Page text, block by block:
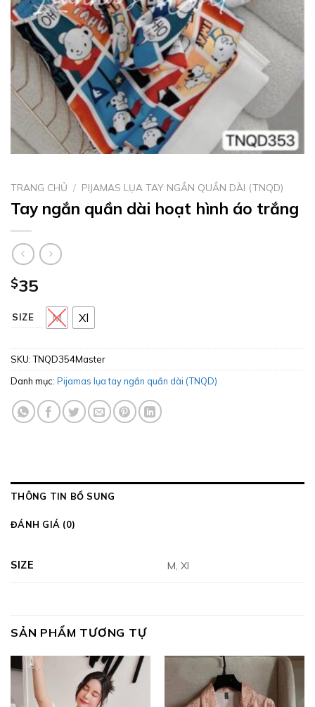
TRANG CHỦ / PIJAMAS LỤA TAY NGẮN QUẦN DÀI (TNQD)
Tay ngắn quần dài hoạt hình áo trắng
$35
SIZE M Xl
SKU:TNQD354Master
Danh mục: Pijamas lụa tay ngắn quần dài (TNQD)
THÔNG TIN BỔ SUNG
ĐÁNH GIÁ (0)
SIZE M, Xl
SẢN PHẨM TƯƠNG TỰ